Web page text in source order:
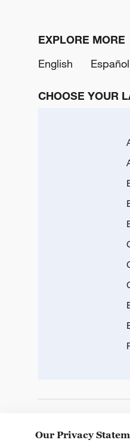
EXPLORE MORE
English
Español
CHOOSE YOUR
Our Privacy